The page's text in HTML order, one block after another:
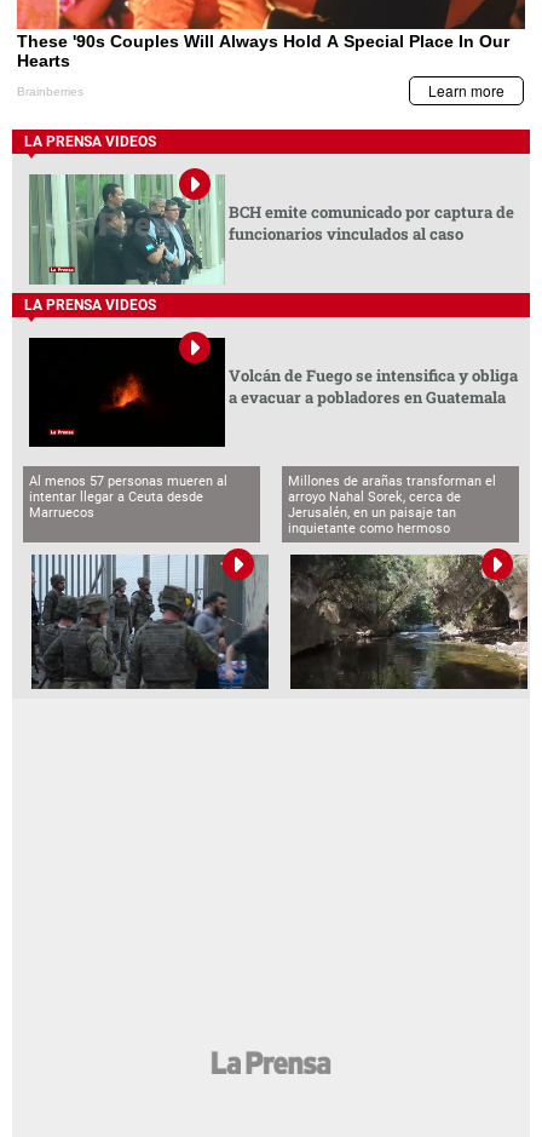
LA PRENSA VIDEOS
BCH emite comunicado por captura de
funcionarios vinculados al caso
LA PRENSA VIDEOS
Volcán de Fuego se intensifica y obliga
a evacuar a pobladores en Guatemala
Al menos 57 personas mueren al
intentar llegar a Ceuta desde
Marruecos
Millones de arañas transforman el
arroyo Nahal Sorek, cerca de
Jerusalén, en un paisaje tan
inquietante como hermoso